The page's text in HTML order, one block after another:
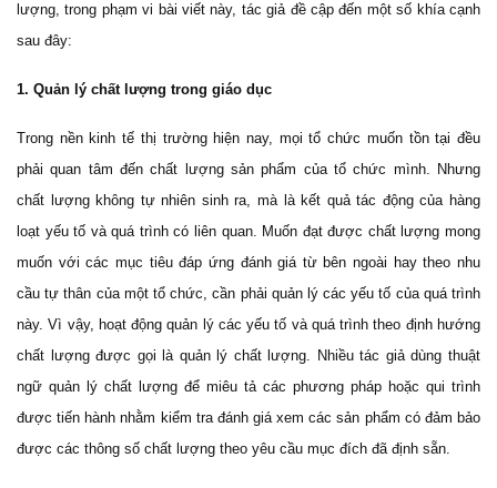
lượng, trong phạm vi bài viết này, tác giả đề cập đến một số khía cạnh
sau đây:
1. Quản lý chất lượng trong giáo dục
Trong nền kinh tế thị trường hiện nay, mọi tổ chức muốn tồn tại đều
phải quan tâm đến chất lượng sản phẩm của tổ chức mình. Nhưng
chất lượng không tự nhiên sinh ra, mà là kết quả tác động của hàng
loạt yếu tố và quá trình có liên quan. Muốn đạt được chất lượng mong
muốn với các mục tiêu đáp ứng đánh giá từ bên ngoài hay theo nhu
cầu tự thân của một tổ chức, cần phải quản lý các yếu tố của quá trình
này. Vì vậy, hoạt động quản lý các yếu tố và quá trình theo định hướng
chất lượng được gọi là quản lý chất lượng. Nhiều tác giả dùng thuật
ngữ quản lý chất lượng để miêu tả các phương pháp hoặc qui trình
được tiến hành nhằm kiểm tra đánh giá xem các sản phẩm có đảm bảo
được các thông số chất lượng theo yêu cầu mục đích đã định sẵn.